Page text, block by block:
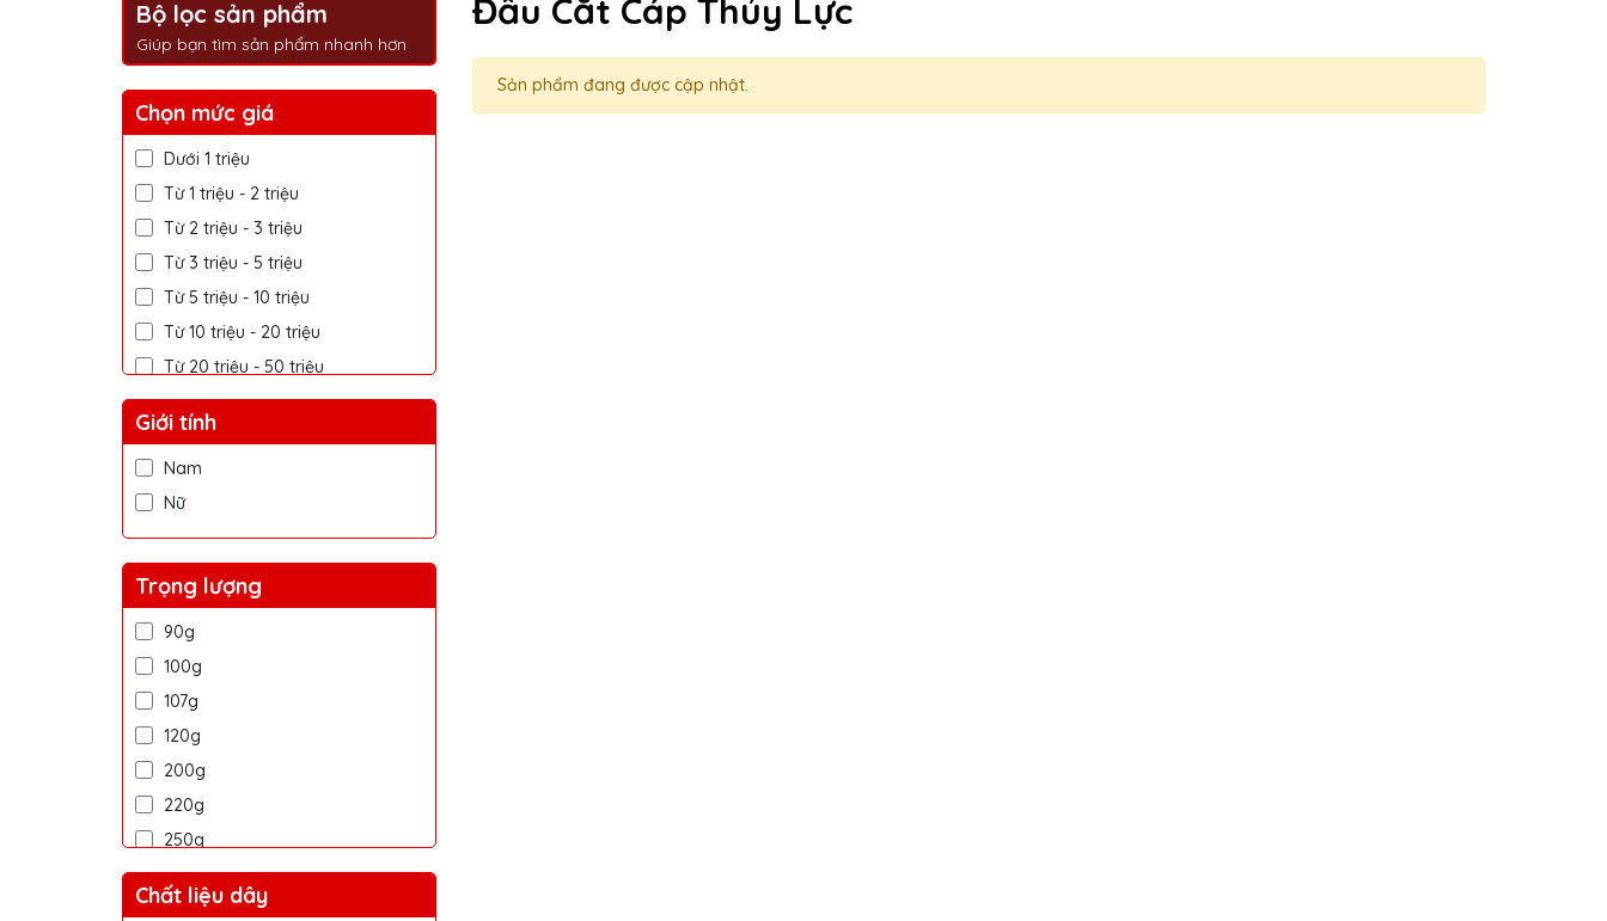
Bộ lọc sản phẩm
Giúp bạn tìm sản phẩm nhanh hơn
Chọn mức giá
Dưới 1 triệu
Từ 1 triệu - 2 triệu
Từ 2 triệu - 3 triệu
Từ 3 triệu - 5 triệu
Từ 5 triệu - 10 triệu
Từ 10 triệu - 20 triệu
Từ 20 triệu - 50 triệu
Trên 50 triệu
Giới tính
Nam
Nữ
Trọng lượng
90g
100g
107g
120g
200g
220g
250g
400g
500g
Chất liệu dây
Đầu Cắt Cáp Thủy Lực
Sản phẩm đang được cập nhật.